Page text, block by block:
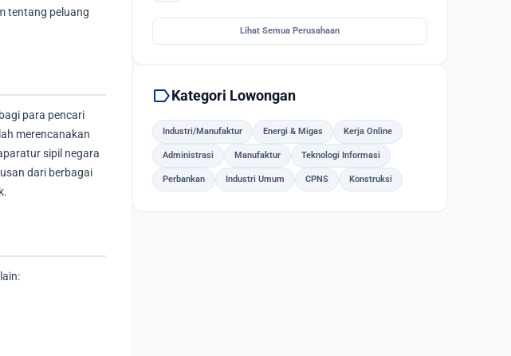
tentang peluang
para pencari
merencanakan
sipil negara
dari berbagai
Lihat Semua Perusahaan
labelKategori Lowongan
Industri/Manufaktur Energi & Migas Kerja Online
Administrasi Manufaktur Teknologi Informasi
Perbankan Industri Umum CPNS Konstruksi